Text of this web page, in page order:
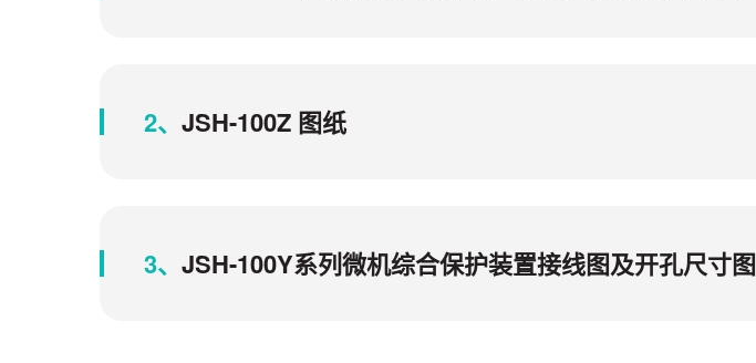
2、 JSH-100Z 图纸
3、 JSH-100Y系列微机综合保护装置接线图及开孔尺寸图